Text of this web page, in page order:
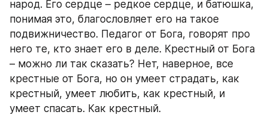
народ. Его сердце – редкое сердце, и батюшка,
понимая это, благословляет его на такое
подвижничество. Педагог от Бога, говорят про
него те, кто знает его в деле. Крестный от Бога
– можно ли так сказать? Нет, наверное, все
крестные от Бога, но он умеет страдать, как
крестный, умеет любить, как крестный, и
умеет спасать. Как крестный.